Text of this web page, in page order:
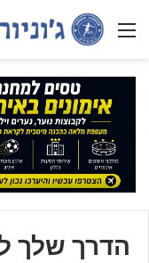
Menu
הדרך שלך